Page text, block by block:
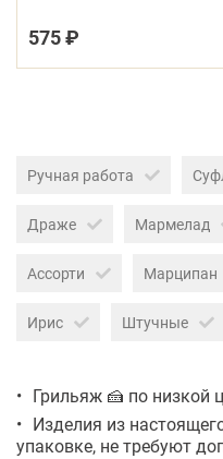
575 ₽
Ручная работа
Драже Мармелад
Ассорти Марципан
Ирис Штучные
Грильяж 🍰 по низкой
Изделия из
упаковке, не требуют